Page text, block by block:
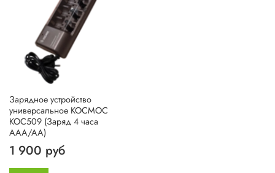
Зарядное устройство
универсальное КОСМОС
KOC509 (Заряд 4 часа
AAA/AA)
1 900 руб